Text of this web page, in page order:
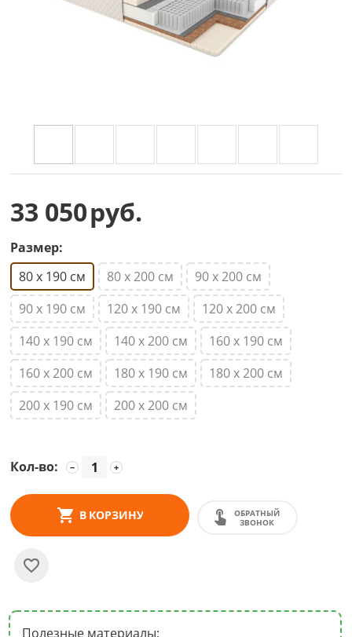
33 050руб.
Размер:
80 х 190 см
80 х 200 см
90 х 200 см
90 х 190 см
120 х 190 см
120 х 200 см
140 х 190 см
140 х 200 см
160 х 190 см
160 х 200 см
180 х 190 см
180 х 200 см
200 х 190 см
200 х 200 см
Кол-во: +
−
В КОРЗИНУ
ОБРАТНЫЙ
ЗВОНОК
Полезные материалы: